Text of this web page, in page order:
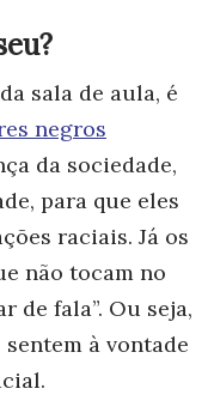
sala de aula, é
negros
da sociedade,
para que eles
raciais. Já os
não tocam no
de fala”. Ou seja,
à vontade